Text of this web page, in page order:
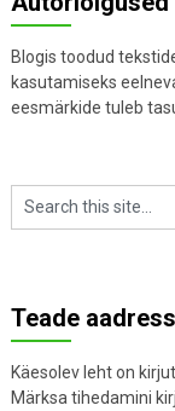
Blogis toodud
kasutamiseks
eesmärkide tuleb
Teade
Käesolev leht on
Märksa tihedamini